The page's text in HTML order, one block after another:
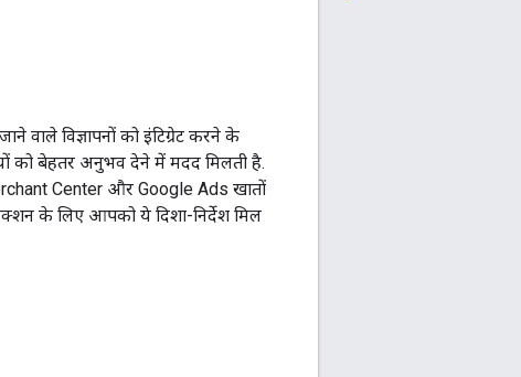
वाले विज्ञापनों को इंटिग्रेट करने के
को बेहतर अनुभव देने में मदद मिलती है.
Center और Google Ads खातों
के लिए आपको ये दिशा-निर्देश मिल